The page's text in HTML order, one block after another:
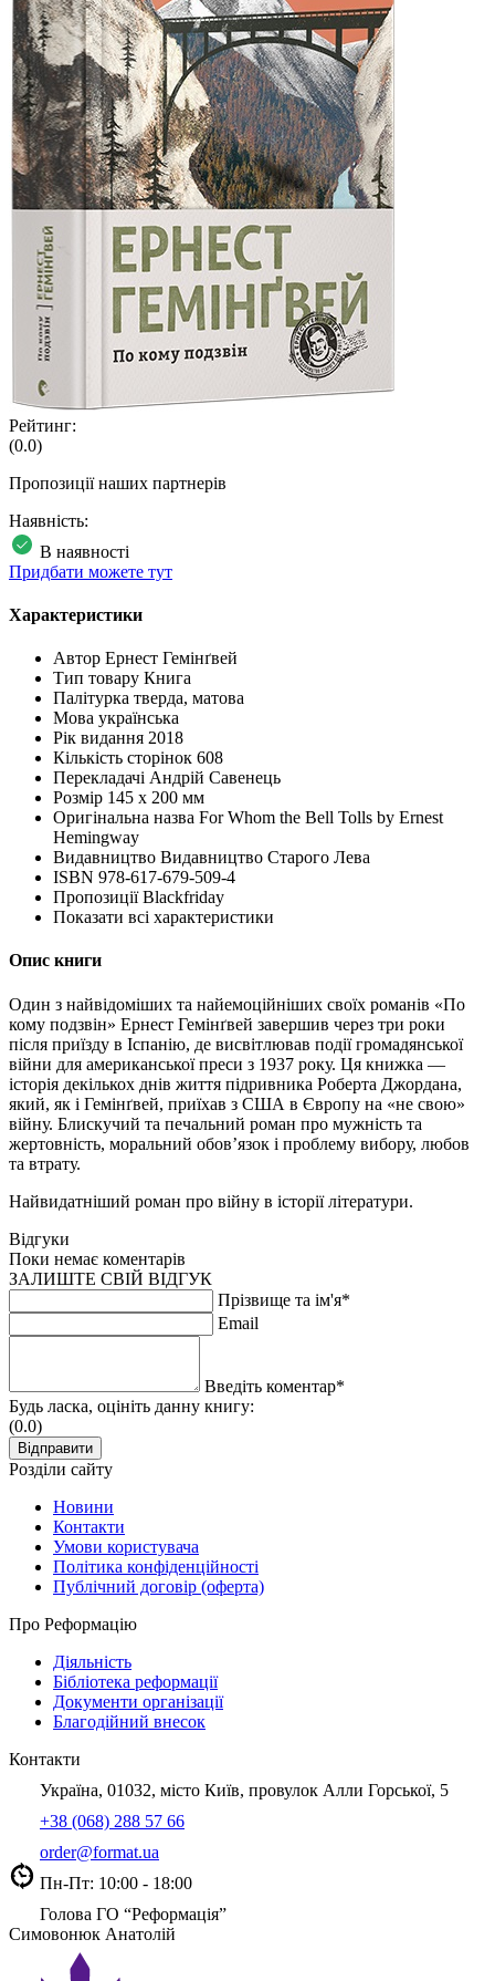
Рейтинг:
(0.0)
Пропозиції наших партнерів
Наявність:
В наявності
Придбати можете тут
Характеристики
Автор Ернест Гемінґвей
Тип товару Книга
Палітурка тверда, матова
Мова українська
Рік видання 2018
Кількість сторінок 608
Перекладачі Андрій Савенець
Розмір 145 x 200 мм
Оригінальна назва For Whom the Bell Tolls by Ernest
Hemingway
Видавництво Видавництво Старого Лева
ISBN 978-617-679-509-4
Пропозиції Blackfriday
Показати всі характеристики
Опис книги
Один з найвідоміших та найемоційніших своїх романів «По
кому подзвін» Ернест Гемінґвей завершив через три роки
після приїзду в Іспанію, де висвітлював події громадянської
війни для американської преси з 1937 року. Ця книжка —
історія декількох днів життя підривника Роберта Джордана,
який, як і Гемінґвей, приїхав з США в Європу на «не свою»
війну. Блискучий та печальний роман про мужність та
жертовність, моральний обов’язок і проблему вибору, любов
та втрату.
Найвидатніший роман про війну в історії літератури.
Відгуки
Поки немає коментарів
ЗАЛИШТЕ СВІЙ ВІДГУК
Прізвище та ім'я*
Email
Введіть коментар*
Будь ласка, оцініть данну книгу:
(0.0)
Розділи сайту
Новини
Контакти
Умови користувача
Політика конфіденційності
Публічний договір (оферта)
Про Реформацію
Діяльність
Бібліотека реформації
Документи організації
Благодійний внесок
Контакти
Україна, 01032, місто Київ, провулок Алли Горської, 5
+38 (068) 288 57 66
order@format.ua
Пн-Пт: 10:00 - 18:00
Голова ГО “Реформація”
Симовонюк Анатолій